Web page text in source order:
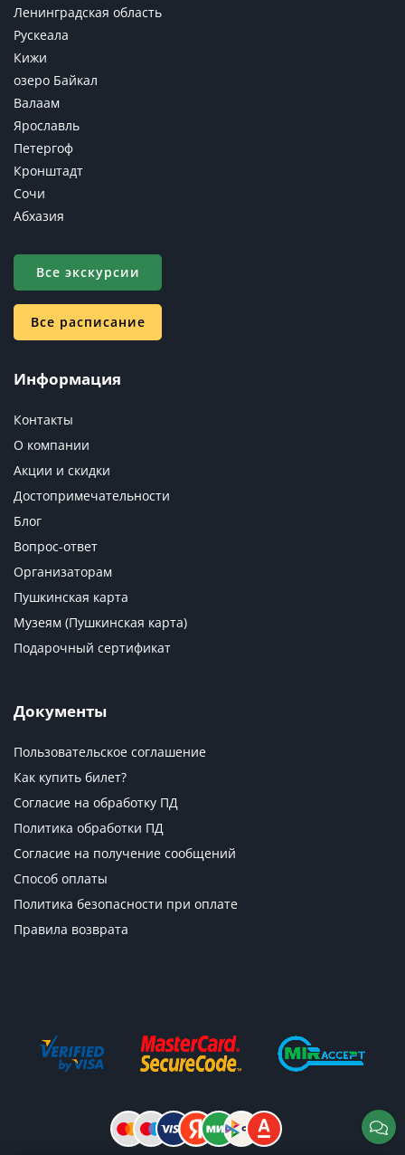
Ленинградская область
Рускеала
Кижи
озеро Байкал
Валаам
Ярославль
Петергоф
Кронштадт
Сочи
Абхазия
Все экскурсии
Все расписание
Информация
Контакты
О компании
Акции и скидки
Достопримечательности
Блог
Вопрос-ответ
Организаторам
Пушкинская карта
Музеям (Пушкинская карта)
Подарочный сертификат
Документы
Пользовательское соглашение
Как купить билет?
Согласие на обработку ПД
Политика обработки ПД
Согласие на получение сообщений
Способ оплаты
Политика безопасности при оплате
Правила возврата